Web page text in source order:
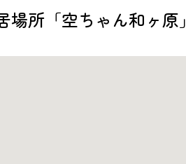
場所「空ちゃん和ヶ原」